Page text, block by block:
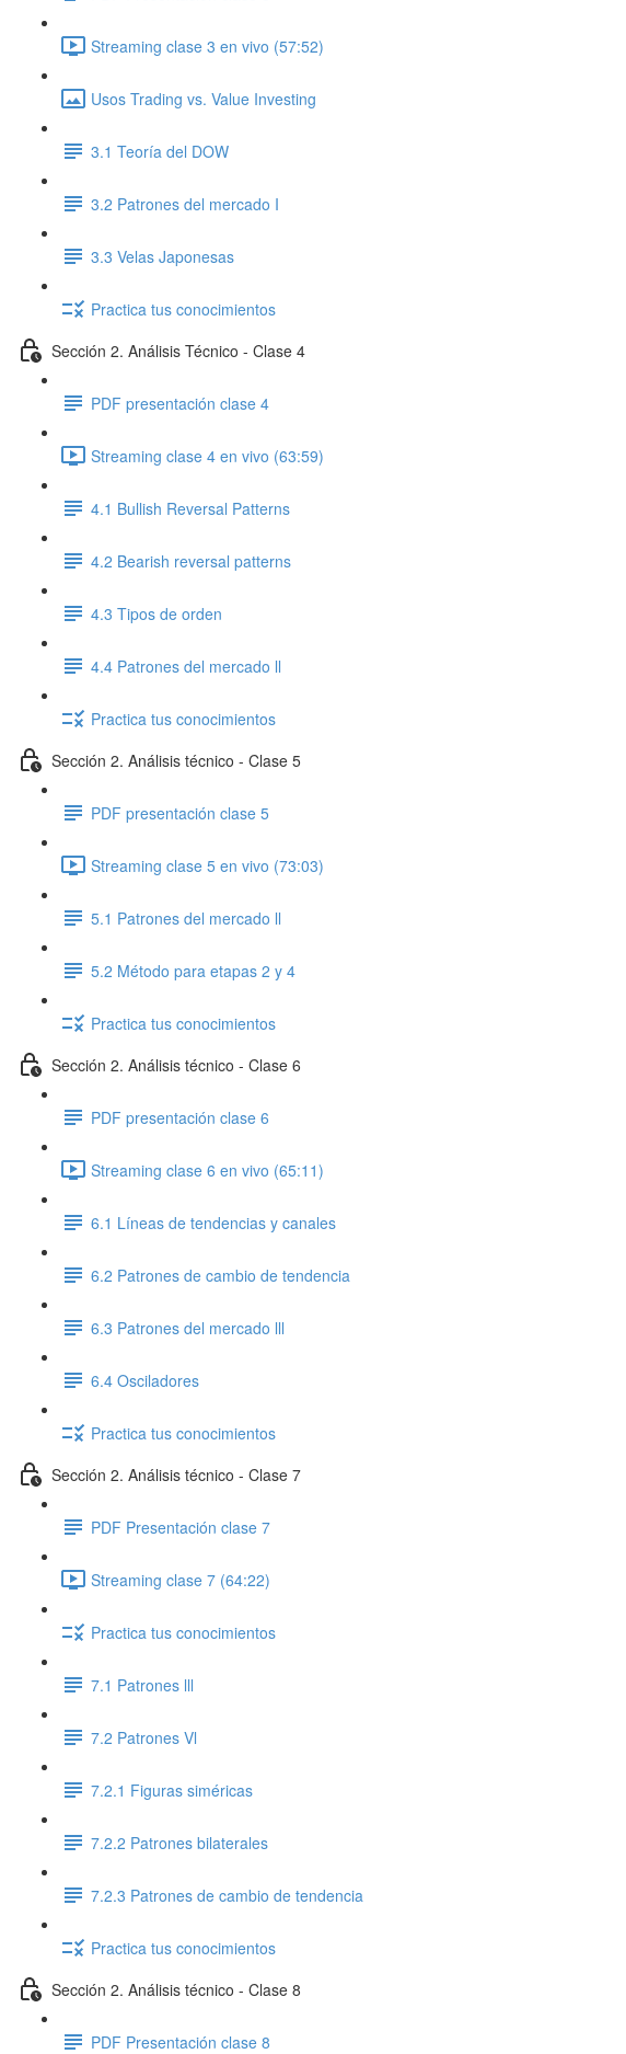
Streaming clase 3 en vivo (57:52)
Usos Trading vs. Value Investing
3.1 Teoría del DOW
3.2 Patrones del mercado I
3.3 Velas Japonesas
Practica tus conocimientos
Sección 2. Análisis Técnico - Clase 4
PDF presentación clase 4
Streaming clase 4 en vivo (63:59)
4.1 Bullish Reversal Patterns
4.2 Bearish reversal patterns
4.3 Tipos de orden
4.4 Patrones del mercado ll
Practica tus conocimientos
Sección 2. Análisis técnico - Clase 5
PDF presentación clase 5
Streaming clase 5 en vivo (73:03)
5.1 Patrones del mercado ll
5.2 Método para etapas 2 y 4
Practica tus conocimientos
Sección 2. Análisis técnico - Clase 6
PDF presentación clase 6
Streaming clase 6 en vivo (65:11)
6.1 Líneas de tendencias y canales
6.2 Patrones de cambio de tendencia
6.3 Patrones del mercado lll
6.4 Osciladores
Practica tus conocimientos
Sección 2. Análisis técnico - Clase 7
PDF Presentación clase 7
Streaming clase 7 (64:22)
Practica tus conocimientos
7.1 Patrones lll
7.2 Patrones Vl
7.2.1 Figuras siméricas
7.2.2 Patrones bilaterales
7.2.3 Patrones de cambio de tendencia
Practica tus conocimientos
Sección 2. Análisis técnico - Clase 8
PDF Presentación clase 8